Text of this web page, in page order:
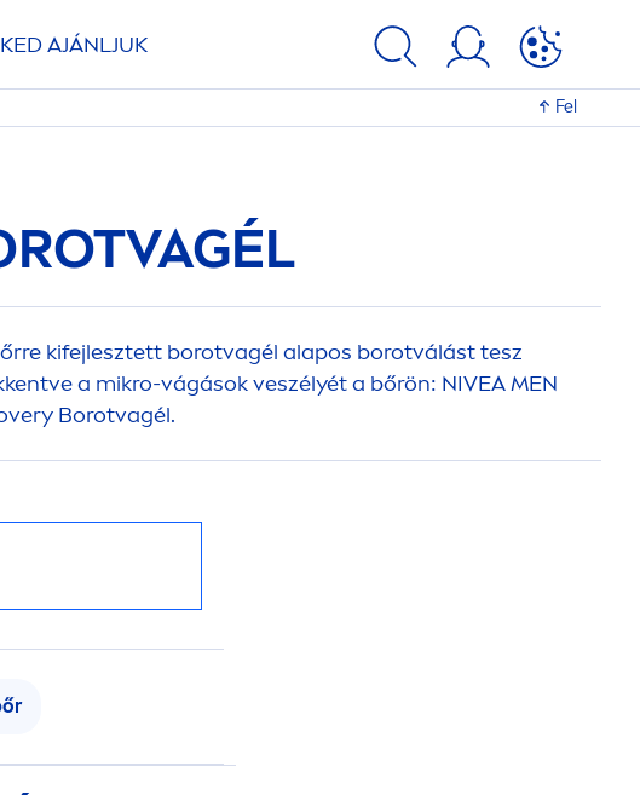
AJÁNLJUK
Fel
kifejlesztett borotvagél alapos borotválást tesz
a mikro-vágások veszélyét a bőrön: NIVEAMEN
Borotvagél.